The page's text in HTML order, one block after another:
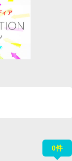
0件